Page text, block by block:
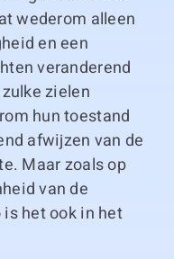
wederom alleen
en een
veranderend
zielen
hun toestand
afwijzen van de
Maar zoals op
van de
het ook in het